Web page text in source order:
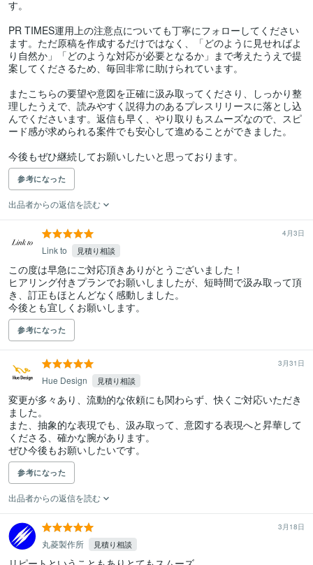
す。
PR TIMES運用上の注意点についても丁寧にフォローしてください
ます。ただ原稿を作成するだけではなく、「どのように見せればよ
り自然か」「どのような対応が必要となるか」まで考えたうえで提
案してくださるため、毎回非常に助けられています。
またこちらの要望や意図を正確に汲み取ってくださり、しっかり整
理したうえで、読みやすく説得力のあるプレスリリースに落とし込
んでくださいます。返信も早く、やり取りもスムーズなので、スピ
ード感が求められる案件でも安心して進めることができました。
今後もぜひ継続してお願いしたいと思っております。
参考になった
出品者からの返信を読む
4月3日
Link to 見積り相談
この度は早急にご対応頂きありがとうございました！
ヒアリング付きプランでお願いしましたが、短時間で汲み取って頂
き、訂正もほとんどなく感動しました。
今後とも宜しくお願いします。
参考になった
3月31日
Hue Design 見積り相談
変更が多々あり、流動的な依頼にも関わらず、快くご対応いただき
ました。
また、抽象的な表現でも、汲み取って、意図する表現へと昇華して
くださる、確かな腕があります。
ぜひ今後もお願いしたいです。
参考になった
出品者からの返信を読む
3月18日
丸菱製作所 見積り相談